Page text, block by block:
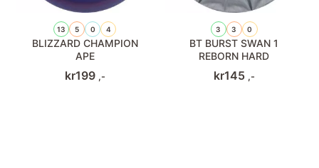
13 5 0 4
BLIZZARD CHAMPION
APE
kr199 ,-
3 3 0
BT BURST SWAN 1
REBORN HARD
kr145 ,-